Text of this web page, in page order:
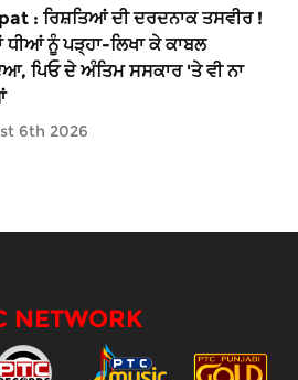
: ਰਿਸ਼ਤਿਆਂ ਦੀ ਦਰਦਨਾਕ ਤਸਵੀਰ !
ਧੀਆਂ ਨੂੰ ਪੜ੍ਹਾ-ਲਿਖਾ ਕੇ ਕਾਬਲ
ਪਿਓ ਦੇ ਅੰਤਿਮ ਸਸਕਾਰ 'ਤੇ ਵੀ ਨਾ
6th 2026
NETWORK